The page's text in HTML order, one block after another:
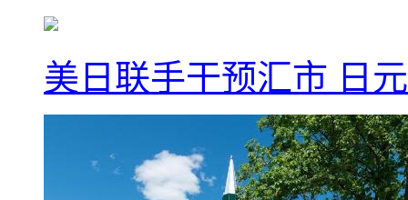
美日联手干预汇市 日